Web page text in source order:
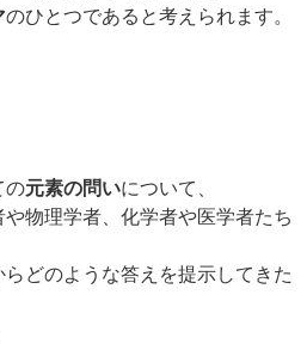
のひとつであると考えられます。
の元素の問いについて、
物理学者、化学者や医学者たち
どのような答えを提示してきた